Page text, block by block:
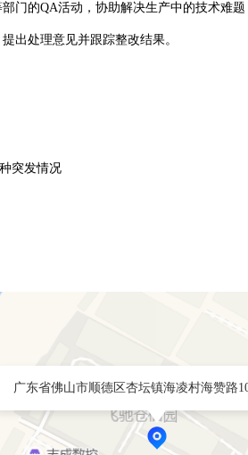
门的QA活动，协助解决生产中的技术难题
出处理意见并跟踪整改结果。
突发情况
广东省佛山市顺德区杏坛镇海凌村海赞路